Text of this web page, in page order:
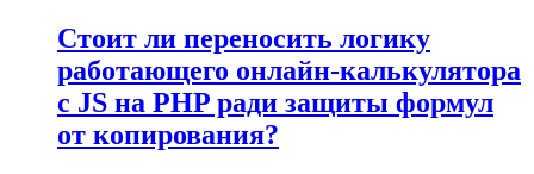
Стоит ли переносить логику
работающего онлайн-калькулятора
с JS на PHP ради защиты формул
от копирования?